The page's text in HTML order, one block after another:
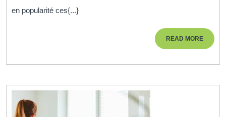
votre
épanouissement
en popularité ces{...}
READ MOREREAD
MORE